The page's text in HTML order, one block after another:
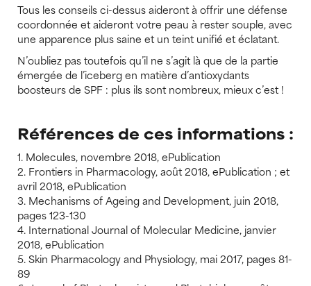
Tous les conseils ci-dessus aideront à offrir une défense
coordonnée et aideront votre peau à rester souple, avec
une apparence plus saine et un teint unifié et éclatant.
N’oubliez pas toutefois qu’il ne s’agit là que de la partie
émergée de l’iceberg en matière d’antioxydants
boosteurs de SPF : plus ils sont nombreux, mieux c’est !
Références de ces informations :
1. Molecules, novembre 2018, ePublication
2. Frontiers in Pharmacology, août 2018, ePublication ; et
avril 2018, ePublication
3. Mechanisms of Ageing and Development, juin 2018,
pages 123-130
4. International Journal of Molecular Medicine, janvier
2018, ePublication
5. Skin Pharmacology and Physiology, mai 2017, pages 81-
89